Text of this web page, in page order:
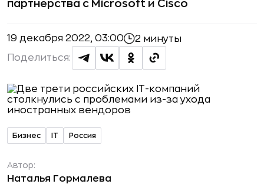
партнерства с Microsoft и Cisco
19 декабря 2022, 03:00 2 минуты
Поделиться:
Бизнес IT Россия
Автор:
Наталья Гормалева